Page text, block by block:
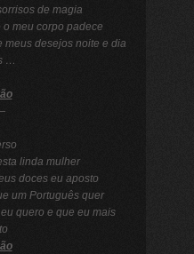
de magia
meu corpo padece
meus desejos noite e dia
…
linda mulher
doces eu aposto
um Português quer
quero e que eu mais